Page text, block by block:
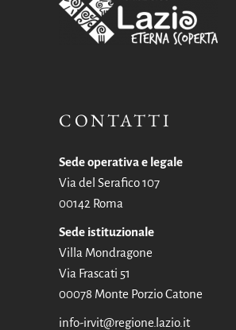
CONTATTI
Sede operativa e legale
Via del Serafico 107
00142 Roma
Sede istituzionale
Villa Mondragone
Via Frascati 51
00078 Monte Porzio Catone
info-irvit@regione.lazio.it